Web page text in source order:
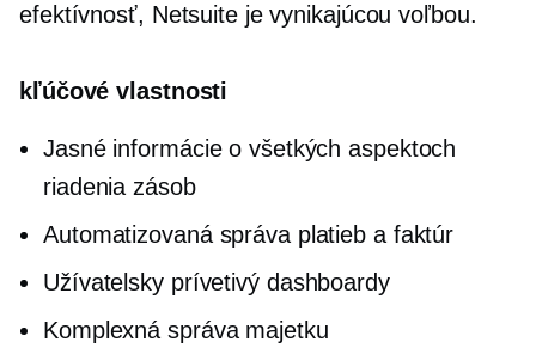
efektívnosť, Netsuite je vynikajúcou voľbou.
kľúčové vlastnosti
Jasné informácie o všetkých aspektoch
riadenia zásob
Automatizovaná správa platieb a faktúr
Užívatelsky prívetivýdashboardy
Komplexná správa majetku